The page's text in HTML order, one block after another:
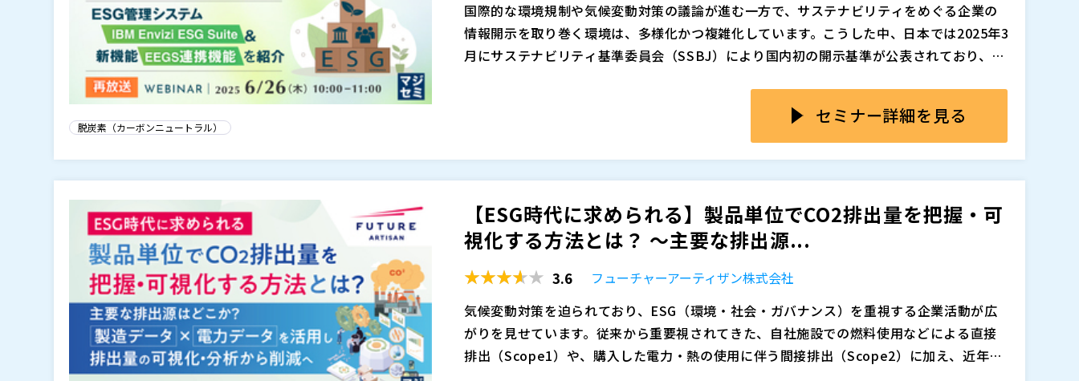
国際的な環境規制や気候変動対策の議論が進む一方で、サステナビリティをめぐる企業の
情報開示を取り巻く環境は、多様化かつ複雑化しています。こうした中、日本では2025年3
月にサステナビリティ基準委員会（SSBJ）により国内初の開示基準が公表されており、企
このように企業のサステナビリティ情報開示に対する重要性が高まる中、各社は自社の状
業も少なくありません。​
特に、プライム市場上場企業においては、サステナビリティ情報開示に対する第三者保証
の取得が義務付けられる流れにあるため、財務情報と同様に、正確なデータ管理と適切な
本セミナーでは、プライム企業のサステナビリティ開示業務やSSBJ基準の全体像を整理し
た上で、実務で生じうる課題を解説します。さらに、それらの課題に対する解決策としてE
SGデータ管理システム「IBM Envizi ESG Suite」を紹介し、効率化やデータの信頼性向上
等、業務体制強化に直結する各機能を実務フローに即して解説します。
また、環境情報開示基盤システム（EEGS）と連携することで、2025年以降の日本国内に
おける省エネ法、温対法、フロン法に基づく報告書提出に伴う業務負荷を大幅に軽減する
脱炭素（カーボンニュートラル） セミナー詳細を見る
【ESG時代に求められる】製品単位でCO2排出量を把握・可
視化する方法とは？ ～主要な排出源...
3.6
フューチャーアーティザン株式会社
気候変動対策を迫られており、ESG（環境・社会・ガバナンス）を重視する企業活動が広
がりを見せています。従来から重要視されてきた、自社施設での燃料使用などによる直接
排出（Scope1）や、購入した電力・熱の使用に伴う間接排出（Scope2）に加え、近年で